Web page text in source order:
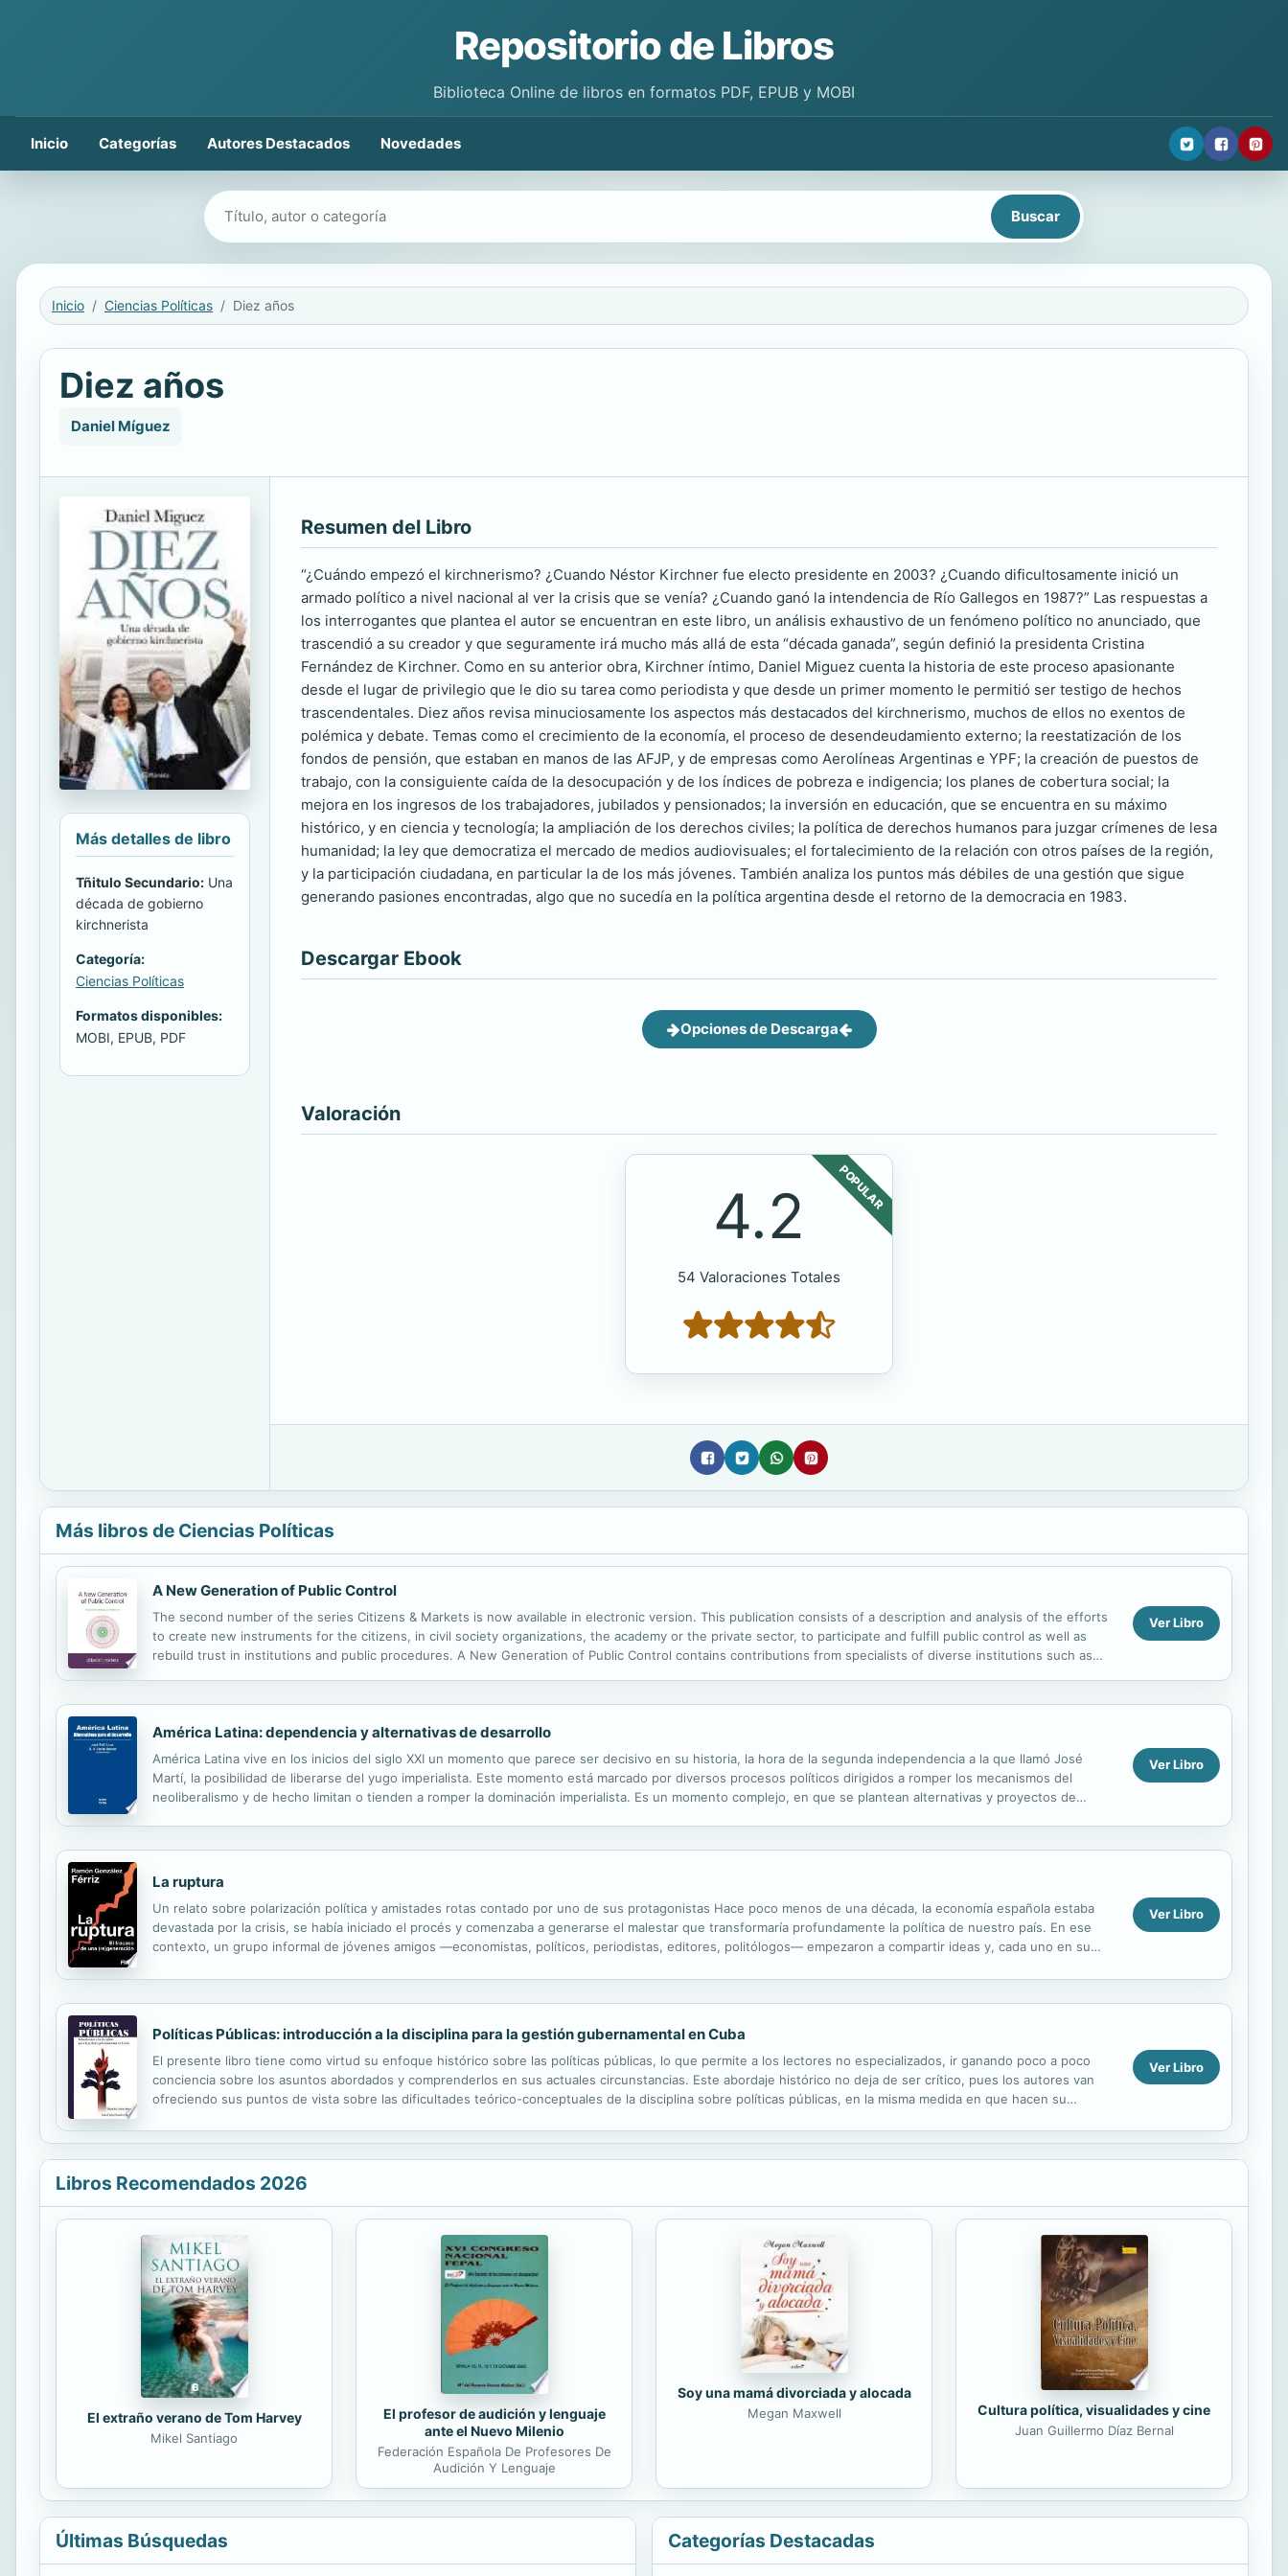
Repositorio de Libros
Biblioteca Online de libros en formatos PDF, EPUB y MOBI
Inicio Categorías Autores Destacados Novedades
Buscar libros
Inicio Ciencias Políticas Diez años
Diez años
Daniel Míguez
Más detalles de libro
Tñitulo Secundario: Una
década de gobierno
kirchnerista
Categoría:
Ciencias Políticas
Formatos disponibles:
MOBI, EPUB, PDF
Resumen del Libro
“¿Cuándo empezó el kirchnerismo? ¿Cuando Néstor Kirchner fue electo presidente en 2003? ¿Cuando dificultosamente inició un
armado político a nivel nacional al ver la crisis que se venía? ¿Cuando ganó la intendencia de Río Gallegos en 1987?” Las respuestas a
los interrogantes que plantea el autor se encuentran en este libro, un análisis exhaustivo de un fenómeno político no anunciado, que
trascendió a su creador y que seguramente irá mucho más allá de esta “década ganada”, según definió la presidenta Cristina
Fernández de Kirchner. Como en su anterior obra, Kirchner íntimo, Daniel Miguez cuenta la historia de este proceso apasionante
desde el lugar de privilegio que le dio su tarea como periodista y que desde un primer momento le permitió ser testigo de hechos
trascendentales. Diez años revisa minuciosamente los aspectos más destacados del kirchnerismo, muchos de ellos no exentos de
polémica y debate. Temas como el crecimiento de la economía, el proceso de desendeudamiento externo; la reestatización de los
fondos de pensión, que estaban en manos de las AFJP, y de empresas como Aerolíneas Argentinas e YPF; la creación de puestos de
trabajo, con la consiguiente caída de la desocupación y de los índices de pobreza e indigencia; los planes de cobertura social; la
mejora en los ingresos de los trabajadores, jubilados y pensionados; la inversión en educación, que se encuentra en su máximo
histórico, y en ciencia y tecnología; la ampliación de los derechos civiles; la política de derechos humanos para juzgar crímenes de lesa
humanidad; la ley que democratiza el mercado de medios audiovisuales; el fortalecimiento de la relación con otros países de la región,
y la participación ciudadana, en particular la de los más jóvenes. También analiza los puntos más débiles de una gestión que sigue
generando pasiones encontradas, algo que no sucedía en la política argentina desde el retorno de la democracia en 1983.
Descargar Ebook
Opciones de Descarga
Valoración
POPULAR
4.2
54 Valoraciones Totales
Más libros de Ciencias Políticas
A New Generation of Public Control
The second number of the series Citizens & Markets is now available in electronic version. This publication consists of a description and analysis of the efforts
to create new instruments for the citizens, in civil society organizations, the academy or the private sector, to participate and fulfill public control as well as
rebuild trust in institutions and public procedures. A New Generation of Public Control contains contributions from specialists of diverse institutions such as
Ver Libro
América Latina: dependencia y alternativas de desarrollo
América Latina vive en los inicios del siglo XXI un momento que parece ser decisivo en su historia, la hora de la segunda independencia a la que llamó José
Martí, la posibilidad de liberarse del yugo imperialista. Este momento está marcado por diversos procesos políticos dirigidos a romper los mecanismos del
neoliberalismo y de hecho limitan o tienden a romper la dominación imperialista. Es un momento complejo, en que se plantean alternativas y proyectos de
Ver Libro
La ruptura
Un relato sobre polarización política y amistades rotas contado por uno de sus protagonistas Hace poco menos de una década, la economía española estaba
devastada por la crisis, se había iniciado el procés y comenzaba a generarse el malestar que transformaría profundamente la política de nuestro país. En ese
contexto, un grupo informal de jóvenes amigos —economistas, políticos, periodistas, editores, politólogos— empezaron a compartir ideas y, cada uno en su
Ver Libro
Políticas Públicas: introducción a la disciplina para la gestión gubernamental en Cuba
El presente libro tiene como virtud su enfoque histórico sobre las políticas públicas, lo que permite a los lectores no especializados, ir ganando poco a poco
conciencia sobre los asuntos abordados y comprenderlos en sus actuales circunstancias. Este abordaje histórico no deja de ser crítico, pues los autores van
ofreciendo sus puntos de vista sobre las dificultades teórico-conceptuales de la disciplina sobre políticas públicas, en la misma medida en que hacen su
Ver Libro
Libros Recomendados 2026
El extraño verano de Tom Harvey
Mikel Santiago
El profesor de audición y lenguaje
ante el Nuevo Milenio
Federación Española De Profesores De
Audición Y Lenguaje
Soy una mamá divorciada y alocada
Megan Maxwell Cultura política, visualidades y cine
Juan Guillermo Díaz Bernal
Últimas Búsquedas Categorías Destacadas